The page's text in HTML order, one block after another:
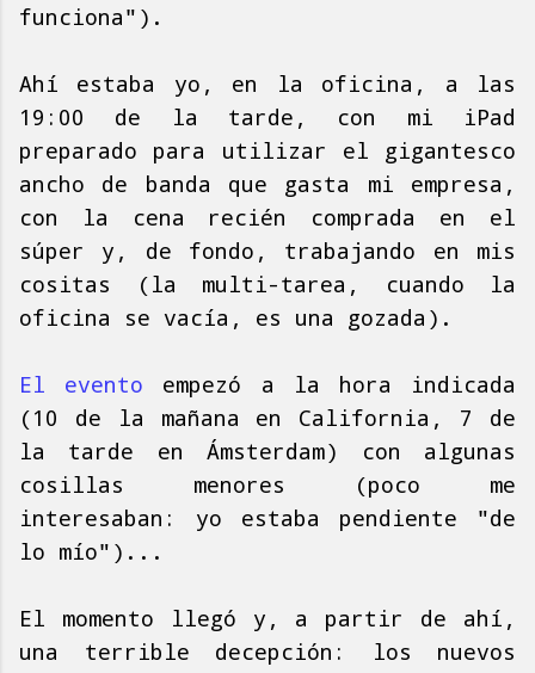
funciona").
Ahí estaba yo, en la oficina, a las
19:00 de la tarde, con mi iPad
preparado para utilizar el gigantesco
ancho de banda que gasta mi empresa,
con la cena recién comprada en el
súper y, de fondo, trabajando en mis
cositas (la multi-tarea, cuando la
oficina se vacía, es una gozada).
El evento empezó a la hora indicada
(10 de la mañana en California, 7 de
la tarde en Ámsterdam) con algunas
cosillas menores (poco me
interesaban: yo estaba pendiente "de
lo mío")...
El momento llegó y, a partir de ahí,
una terrible decepción: los nuevos